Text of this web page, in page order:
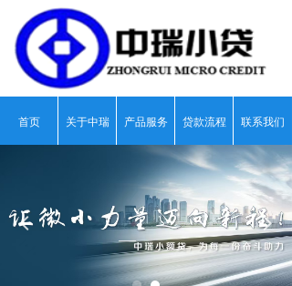
首页 关于中瑞 产品服务 贷款流程 联系我们
넳 넲